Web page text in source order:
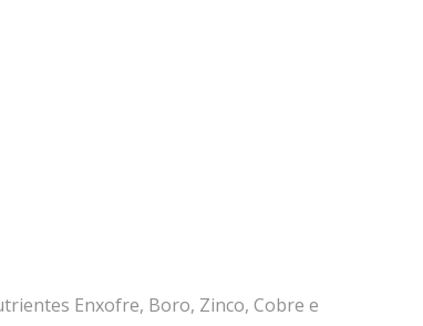
Enxofre, Boro, Zinco, Cobre e